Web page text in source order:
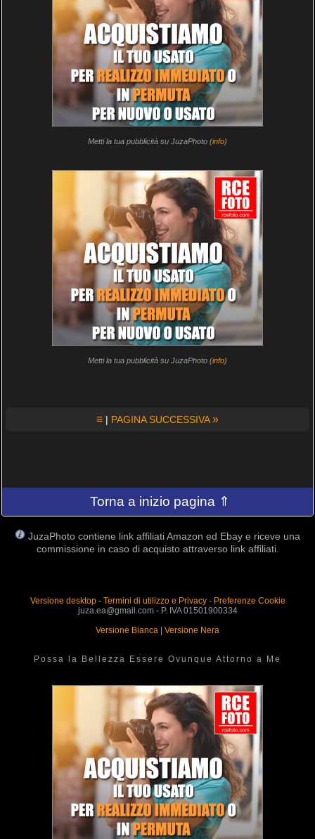
Metti la tua pubblicità su JuzaPhoto (info)
Metti la tua pubblicità su JuzaPhoto (info)
≡ | PAGINA SUCCESSIVA»
Torna a inizio pagina ⇑
JuzaPhoto contiene link affiliati Amazon ed Ebay e riceve una
commissione in caso di acquisto attraverso link affiliati.
Versione desktop- Termini di utilizzo e Privacy- Preferenze Cookie
juza.ea@gmail.com - P. IVA 01501900334
Versione Bianca
Versione Nera
Possa la Bellezza Essere Ovunque Attorno a Me